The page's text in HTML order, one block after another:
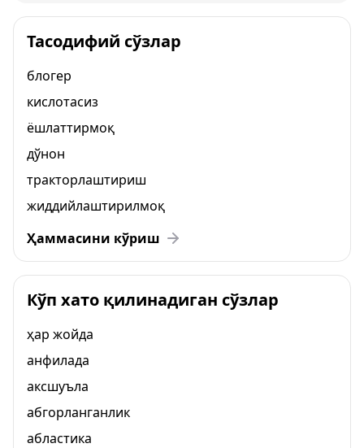
Тасодифий сўзлар
блогер
кислотасиз
ёшлаттирмоқ
дўнон
тракторлаштириш
жиддийлаштирилмоқ
Ҳаммасини кўриш
Кўп хато қилинадиган сўзлар
ҳар жойда
анфилада
аксшуъла
абгорланганлик
абластика